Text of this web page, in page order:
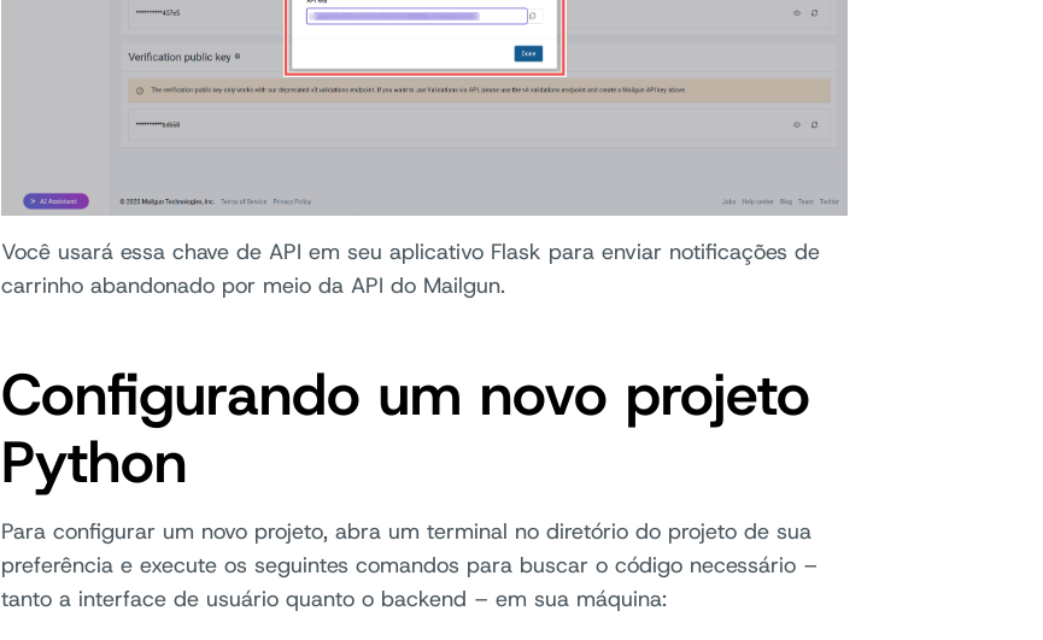
Você usará essa chave de API em seu aplicativo Flask para enviar notificações de
carrinho abandonado por meio da API do Mailgun.
Configurando um novo projeto
Python
Para configurar um novo projeto, abra um terminal no diretório do projeto de sua
preferência e execute os seguintes comandos para buscar o código necessário –
tanto a interface de usuário quanto o backend – em sua máquina: